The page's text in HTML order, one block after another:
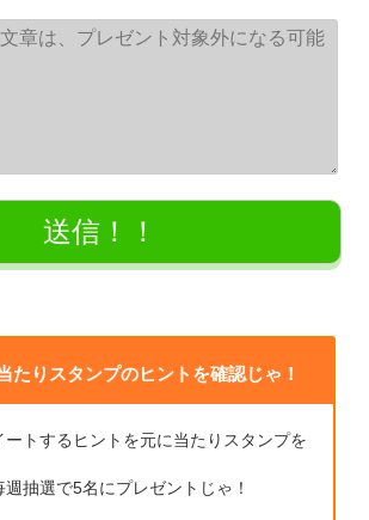
たりスタンプのヒントを確認じゃ！
トするヒントを元に当たりスタンプを
抽選で5名にプレゼントじゃ！